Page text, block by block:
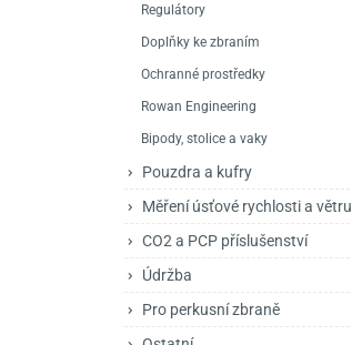
Mačety a sekery
Luky
Kuše
Obranné prostředky
Regulátory
Doplňky ke zbraním
Ochranné prostředky
Rowan Engineering
Bipody, stolice a vaky
Pouzdra a kufry
Měření úsťové rychlosti a větru
CO2 a PCP příslušenství
Údržba
Pro perkusní zbraně